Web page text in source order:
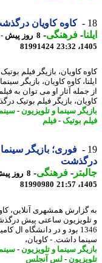
کاوه کاویان درگذشت
-فرهنگی-
81991424
کاویان، بازیگر فیلم بوتیک
کاوه کاویان، بازیگر سینما
آثار او می توان به فیلم
بازیگر فیلم بوتیک
سینما و تلویزیون -سینما و
بوتیک-فیلم
فوری؛ بازیگر سینما و
-فرهنگی-
81990980
همشهری آنلاین، کاوه
ساعتی پیش درگذشت.
1346 بود و در دانشگاه ال
داشت. - کاویان،
سینما و تلویزیون -سینما و
-لس آنجلس